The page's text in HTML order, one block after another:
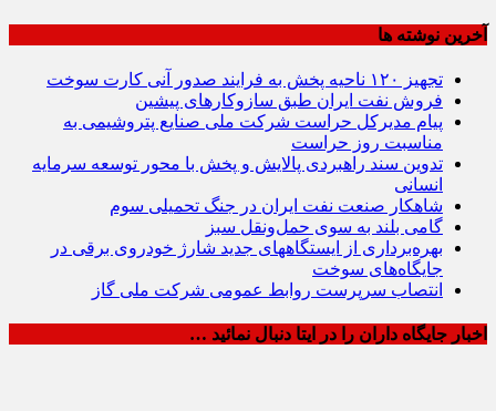
آخرین نوشته ها
تجهیز ۱۲۰ ناحیه پخش به فرایند صدور آنی کارت سوخت
فروش نفت ایران طبق سازوکارهای پیشین
پیام مدیرکل حراست شرکت ملی صنایع پتروشیمی به
مناسبت روز حراست
تدوین سند راهبردی پالایش و پخش با محور توسعه سرمایه
انسانی
شاهکار صنعت نفت ایران در جنگ تحمیلی سوم
گامی بلند به سوی حمل‌ونقل سبز
بهره‌برداری از ایستگاههای جدید شارژ خودروی برقی در
جایگاه‌های سوخت
انتصاب سرپرست روابط عمومی شرکت ملی گاز
اخبار جایگاه داران را در ایتا دنبال نمائید …